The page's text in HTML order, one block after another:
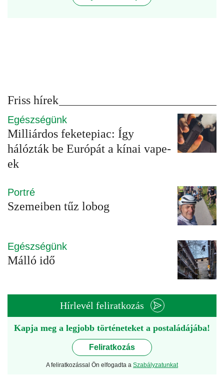
Friss hírek
Egészségünk
Milliárdos feketepiac: Így
hálózták be Európát a kínai vape-
ek
Portré
Szemeiben tűz lobog
Egészségünk
Málló idő
Hírlevél feliratkozás
Kapja meg a legjobb történeteket a postaládájába!
Feliratkozás
A feliratkozással Ön elfogadta a Szabályzatunkat